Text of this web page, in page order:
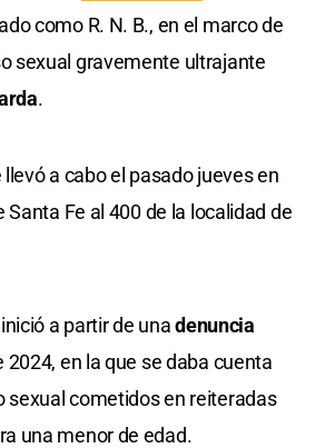
como R. N. B., en el marco de
sexual gravemente ultrajante
.
a cabo el pasado jueves en
Santa Fe al 400 de la localidad de
a partir de unadenuncia
2024, en la que se daba cuenta
sexual cometidos en reiteradas
una menor de edad.